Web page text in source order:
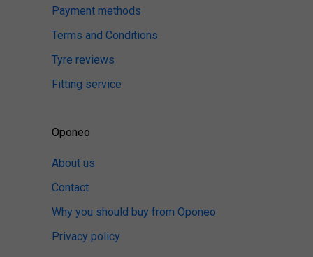
Payment methods
Terms and Conditions
Tyre reviews
Fitting service
Oponeo
About us
Contact
Why you should buy from Oponeo
Privacy policy